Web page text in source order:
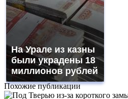
На Урале из казны
были украдены 18
миллионов рублей
Похожие публикации